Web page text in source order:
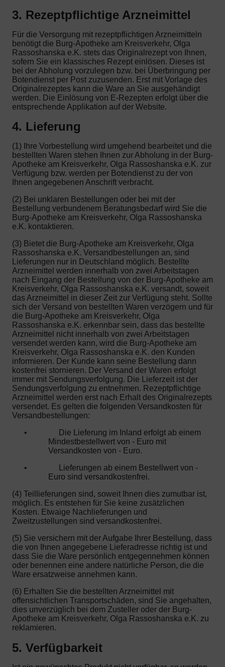
3. Rezeptpflichtige Arzneimittel
Für die Versorgung mit rezeptpflichtigen Arzneimitteln
benötigt die Burg-Apotheke am Kreisverkehr, Olga
Rassoshanska e.K. stets das Originalrezept von Ihnen,
sofern Sie ein klassisches Rezept einlösen. Dieses ist
bei der Abholung vorzulegen bzw. bei Überbringung per
Botendienst per Post zuzusenden. Erst mit Vorlage des
Originalrezeptes kann die Ware an Sie ausgehändigt
werden. Die Einlösung von E-Rezepten erfolgt über die
entsprechende Applikation auf der Website.
4. Lieferung
(1) Ihre Vorbestellung wird umgehend bearbeitet und die
bestellten Waren stehen Ihnen zur Abholung in der Burg-
Apotheke am Kreisverkehr, Olga Rassoshanska e.K. zur
Verfügung bzw. werden per Botendienst zu der von
Ihnen angegebenen Anschrift verbracht.
(2) Bei unklaren Bestellungen oder bei mit der
Bestellung verbundenem Beratungsbedarf wird Sie die
Burg-Apotheke am Kreisverkehr, Olga Rassoshanska
e.K. kontaktieren.
(3) Bietet die Burg-Apotheke am Kreisverkehr, Olga
Rassoshanska e.K. Versandbestellungen an, sind
Lieferungen nur in Deutschland möglich. Bestellte
Arzneimittel werden innerhalb von zwei Arbeitstagen
nach Eingang der Bestellung von der Burg-Apotheke am
Kreisverkehr, Olga Rassoshanska e.K. versandt, soweit
das Arzneimittel in dieser Zeit zur Verfügung steht. Sollte
sich der Versand von bestellten Waren verzögern und für
die Burg-Apotheke am Kreisverkehr, Olga
Rassoshanska e.K. erkennbar sein, dass das bestellte
Arzneimittel nicht innerhalb von zwei Arbeitstagen
versendet werden kann, wird die Burg-Apotheke am
Kreisverkehr, Olga Rassoshanska e.K. den Kunden
informieren. Der Kunde kann seine Bestellung dann
kostenfrei stornieren. Der Versand der Waren erfolgt
immer mit Sendungsverfolgung. Die Lieferzeit ist der
Sendungsverfolgung zu entnehmen. Rezeptpflichtige
Arzneimittel werden erst nach Erhalt des Originalrezepts
versendet. Es gelten die folgenden Versandkosten für
Versandbestellungen:
•
Die Lieferung im Inland erfolgt ab einem
Mindestbestellwert von - Euro mit
Versandkosten von - Euro.
•
Lieferungen ab einem Bestellwert von -
Euro sind versandkostenfrei.
(4) Teillieferungen sind, soweit Ihnen dies zumutbar ist,
möglich. Es entstehen für Sie keine zusätzlichen
Kosten. Etwaige Nachlieferungen und
Zweitzustellungen sind versandkostenfrei.
(5) Sie versichern mit der Aufgabe Ihrer Bestellung, dass
die von Ihnen angegebene Lieferadresse richtig ist und
dass Sie die Ware persönlich entgegennehmen können
oder benennen eine andere natürliche Person, die die
Ware ersatzweise annehmen kann.
(6) Erhalten Sie die bestellten Arzneimittel mit
offensichtlichen Transportschäden, sind Sie angehalten,
dies unverzüglich bei dem Zusteller oder der Burg-
Apotheke am Kreisverkehr, Olga Rassoshanska e.K. zu
reklamieren.
5. Verfügbarkeit